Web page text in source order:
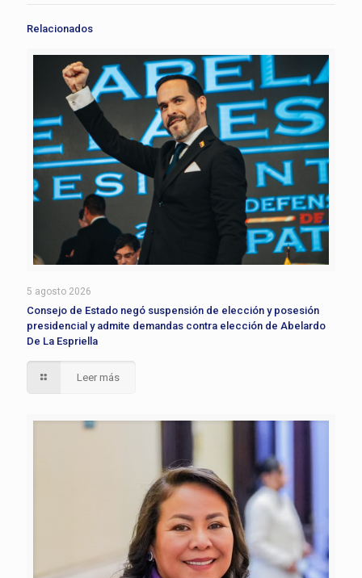
Relacionados
5 agosto 2026
Consejo de Estado negó suspensión de elección y posesión
presidencial y admite demandas contra elección de Abelardo
De La Espriella
Leer más